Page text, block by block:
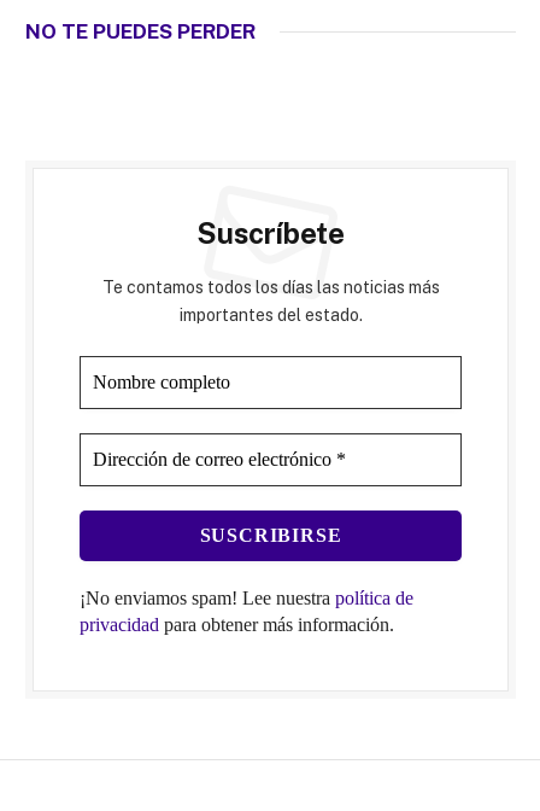
NO TE PUEDES PERDER
Suscríbete
Te contamos todos los días las noticias más
importantes del estado.
¡No enviamos spam! Lee nuestra política de
privacidadpara obtener más información.